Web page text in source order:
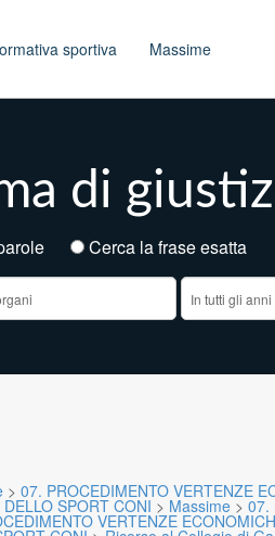
sportiva Massime
di
parole
Cerca la frase esatta
> 07. PROCEDIMENTO VERTENZE
SPORT CONI > Massime > 07.
VERTENZE